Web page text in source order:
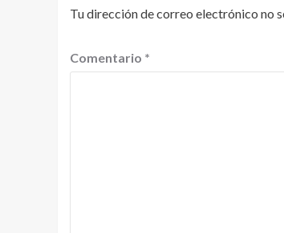
Tu dirección de correo electrónico no
Comentario *